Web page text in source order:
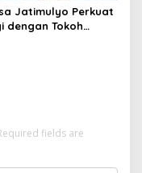
Jatimulyo Perkuat
dengan Tokoh
fields are